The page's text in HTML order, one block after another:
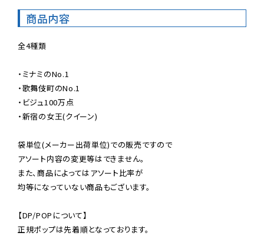
商品内容
全4種類
・ミナミのNo.1
・歌舞伎町のNo.1
・ビジュ100万点
・新宿の女王(クイーン)
袋単位(メーカー出荷単位)での販売ですので
アソート内容の変更等はできません。
また、商品によってはアソート比率が
均等になっていない商品もございます。
【DP/POPについて】
正規ポップは先着順となっております。